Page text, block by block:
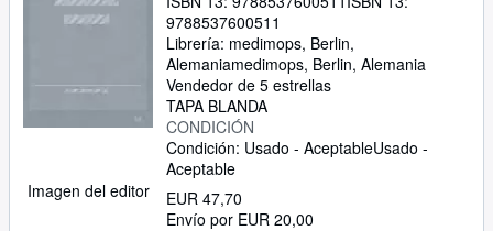
Imagen del editor
9788537600511
Librería: medimops, Berlin,
Alemaniamedimops, Berlin, Alemania
Vendedor de 5 estrellas
TAPA BLANDA
CONDICIÓN
Condición: Usado - AceptableUsado -
Aceptable
EUR 47,70
Envío por EUR 20,00